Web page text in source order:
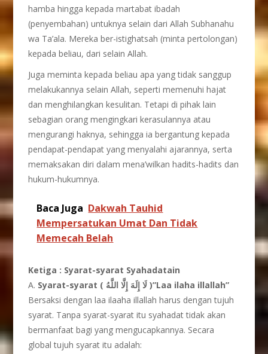
hamba hingga kepada martabat ibadah
(penyembahan) untuknya selain dari Allah Subhanahu
wa Ta’ala. Mereka ber-istighatsah (minta pertolongan)
kepada beliau, dari selain Allah.
Juga meminta kepada beliau apa yang tidak sanggup
melakukannya selain Allah, seperti memenuhi hajat
dan menghilangkan kesulitan. Tetapi di pihak lain
sebagian orang mengingkari kerasulannya atau
mengurangi haknya, sehingga ia bergantung kepada
pendapat-pendapat yang menyalahi ajarannya, serta
memaksakan diri dalam mena’wilkan hadits-hadits dan
hukum-hukumnya.
Baca Juga Dakwah Tauhid
Mempersatukan Umat Dan Tidak
Memecah Belah
Ketiga : Syarat-syarat Syahadatain
A.
Syarat-syarat ( لَا إِلَهَ إِلَّا اللَّهُ )”Laa ilaha illallah”
Bersaksi dengan laa ilaaha illallah harus dengan tujuh
syarat. Tanpa syarat-syarat itu syahadat tidak akan
bermanfaat bagi yang mengucapkannya. Secara
global tujuh syarat itu adalah: